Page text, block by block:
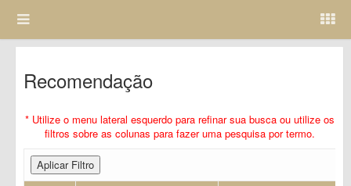
Recomendação
* Utilize o menu lateral esquerdo para refinar sua busca ou utilize os
filtros sobre as colunas para fazer uma pesquisa por termo.
Aplicar Filtro